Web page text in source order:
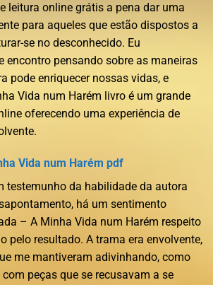
leitura online grátis a pena dar uma
para aqueles que estão dispostos a
se no desconhecido. Eu
encontro pensando sobre as maneiras
pode enriquecer nossas vidas, e
Vida num Harém livro é um grande
oferecendo uma experiência de
Vida num Harém pdf
testemunho da habilidade da autora
há um sentimento
– A Minha Vida num Harém respeito
pelo resultado. A trama era envolvente,
me mantiveram adivinhando, como
peças que se recusavam a se